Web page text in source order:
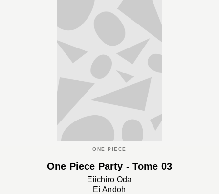
ONE PIECE
One Piece Party - Tome 03
Eiichiro Oda
Ei Andoh